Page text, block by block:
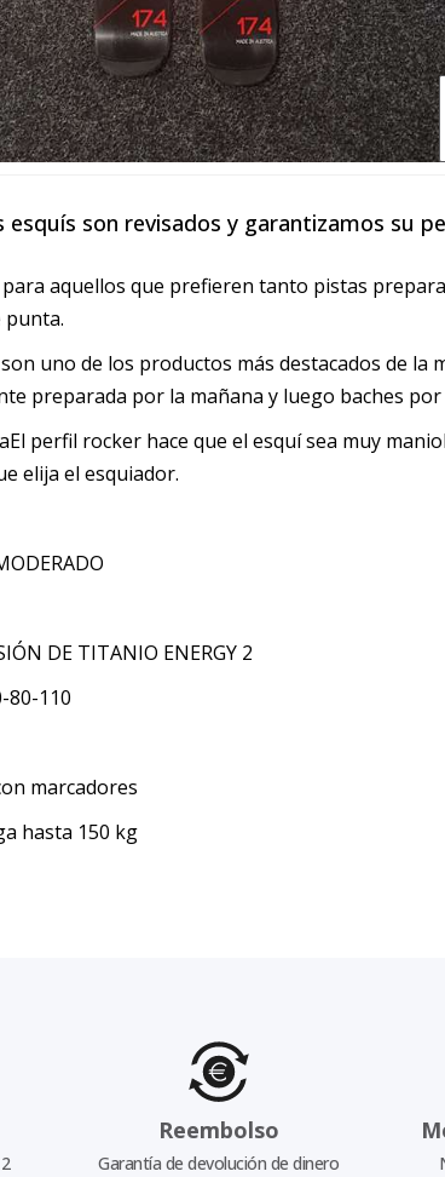
esquís son revisados y garantizamos su
para aquellos que prefieren tanto pistas
punta.
uno de los productos más destacados de
preparada por la mañana y luego baches por
perfil rocker hace que el esquí sea muy
elija el esquiador.
DE TITANIO ENERGY 2
80-110
marcadores
hasta 150 kg
Reembolso
Garantía de devolución de dinero